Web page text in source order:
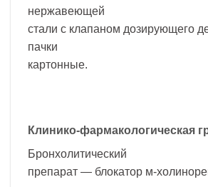
нержавеющей
стали с клапаном дозирующего
пачки
картонные.
Клинико-фармакологическая
Бронхолитический
препарат — блокатор м-